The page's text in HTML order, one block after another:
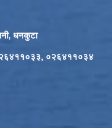
धनकुटा
०२६४११०३४